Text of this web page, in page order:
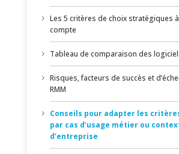
Les 5 critères de choix stratégiques
compte
Tableau de comparaison des
Risques, facteurs de succès et
RMM
Conseils pour adapter les
par cas d’usage métier ou
d’entreprise